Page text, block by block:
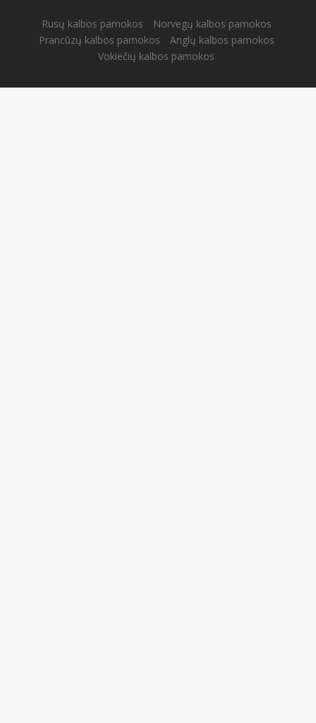
Rusų kalbos pamokos
Norvegų kalbos pamokos
Prancūzų kalbos pamokos
Anglų kalbos pamokos
Vokiečių kalbos pamokos